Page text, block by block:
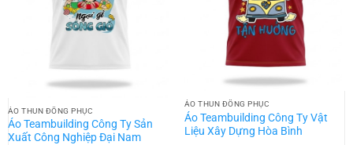
ÁO THUN ĐỒNG PHỤC
Áo Teambuilding Công Ty Sản
Xuất Công Nghiệp Đại Nam
ÁO THUN ĐỒNG PHỤC
Áo Teambuilding Công Ty Vật
Liệu Xây Dựng Hòa Bình